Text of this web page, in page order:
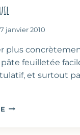
janvier 2010
plus
feuilletée
et surtout
FEUILLETÉS